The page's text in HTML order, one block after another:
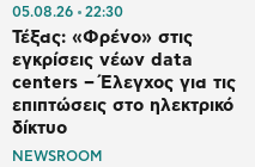
05.08.26 22:30
Τέξας: «Φρένο» στις
εγκρίσεις νέων data
centers – Έλεγχος για τις
επιπτώσεις στο ηλεκτρικό
δίκτυο
NEWSROOM